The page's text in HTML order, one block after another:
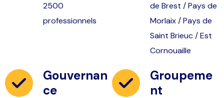
2500
professionnels
de Brest / Pays de
Morlaix / Pays de
Saint Brieuc / Est
Cornouaille
Gouvernan
ce
Groupeme
nt